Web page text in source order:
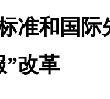
准和国
”改革